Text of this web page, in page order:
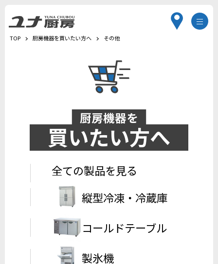
TOP 厨房機器を買いたい方へ その他
厨房機器を
買いたい方へ
全ての製品を見る
縦型冷凍・冷蔵庫
コールドテーブル
製氷機